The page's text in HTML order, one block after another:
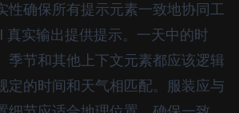
性确保所有提示元素一致地协同工
真实输出提供提示。一天中的时
季节和其他上下文元素都应该逻辑
定的时间和天气相匹配。服装应与